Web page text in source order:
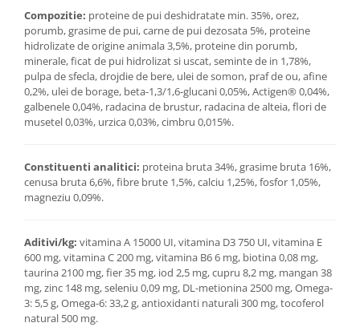
Compozitie: proteine de pui deshidratate min. 35%, orez,
porumb, grasime de pui, carne de pui dezosata 5%, proteine
hidrolizate de origine animala 3,5%, proteine din porumb,
minerale, ficat de pui hidrolizat si uscat, seminte de in 1,78%,
pulpa de sfecla, drojdie de bere, ulei de somon, praf de ou, afine
0,2%, ulei de borage, beta-1,3/1,6-glucani 0,05%, Actigen® 0,04%,
galbenele 0,04%, radacina de brustur, radacina de alteia, flori de
musetel 0,03%, urzica 0,03%, cimbru 0,015%.
Constituenti analitici: proteina bruta 34%, grasime bruta 16%,
cenusa bruta 6,6%, fibre brute 1,5%, calciu 1,25%, fosfor 1,05%,
magneziu 0,09%.
Aditivi/kg: vitamina A 15000 UI, vitamina D3 750 UI, vitamina E
600 mg, vitamina C 200 mg, vitamina B6 6 mg, biotina 0,08 mg,
taurina 2100 mg, fier 35 mg, iod 2,5 mg, cupru 8,2 mg, mangan 38
mg, zinc 148 mg, seleniu 0,09 mg, DL-metionina 2500 mg, Omega-
3: 5,5 g, Omega-6: 33,2 g, antioxidanti naturali 300 mg, tocoferol
natural 500 mg.